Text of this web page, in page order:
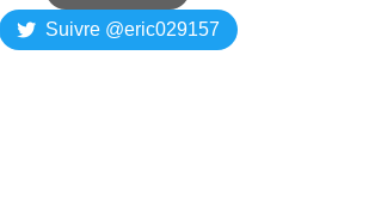
Suivre @eric029157